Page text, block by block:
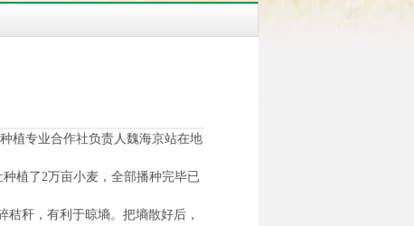
植专业合作社负责人魏海京站在地
植了2万亩小麦，全部播种完毕已
秆，有利于晾墒。把墒散好后，